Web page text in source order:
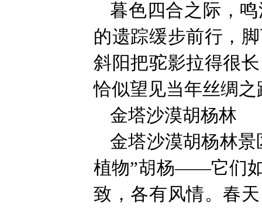
暮色四合之际，
的遗踪缓步前行，
斜阳把驼影拉得很
恰似望见当年丝绸
金塔沙漠胡杨林
金塔沙漠胡杨林
植物”胡杨——它们
致，各有风情。春